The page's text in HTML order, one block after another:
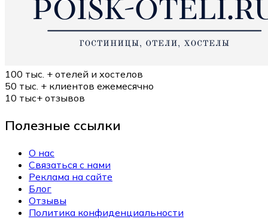
100 тыс. + отелей и хостелов
50 тыс. + клиентов ежемесячно
10 тыс+ отзывов
Полезные ссылки
О нас
Связаться с нами
Реклама на сайте
Блог
Отзывы
Политика конфиденциальности